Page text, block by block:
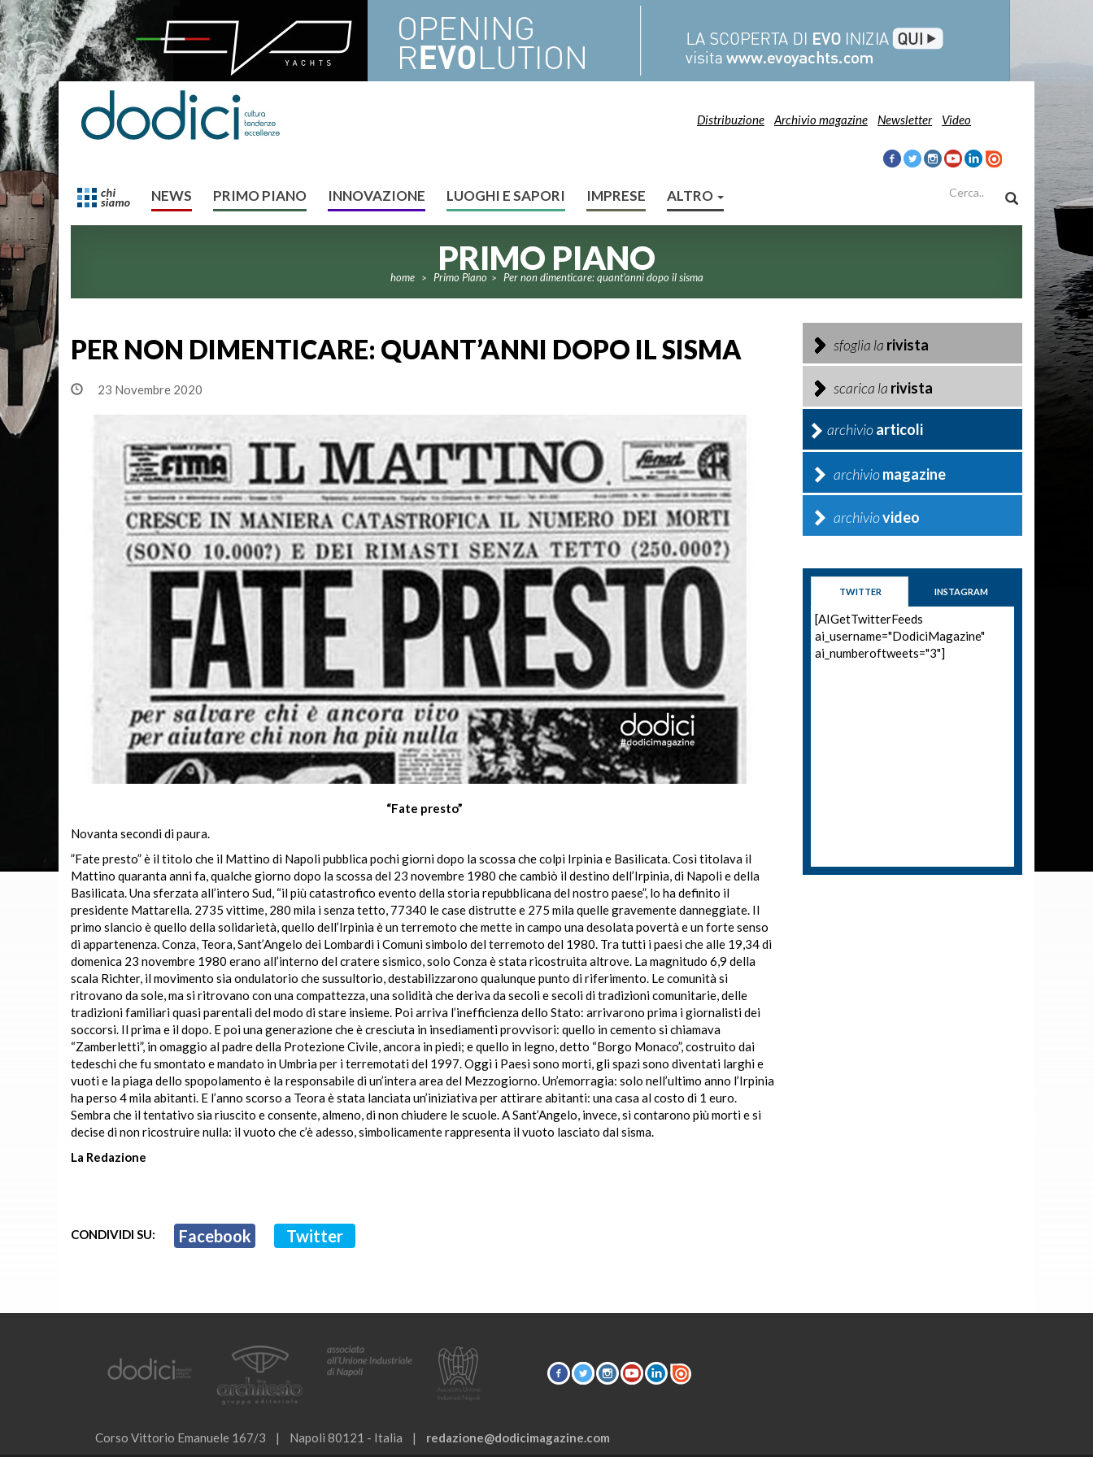
Distribuzione Archivio magazine Newsletter Video
NEWS PRIMO PIANO INNOVAZIONE LUOGHI E SAPORI IMPRESE ALTRO
PRIMO PIANO
home > Primo Piano > Per non dimenticare: quant’anni dopo il sisma
PER NON DIMENTICARE: QUANT’ANNI DOPO IL SISMA
23 Novembre 2020
“Fate presto”
Novanta secondi di paura.
”Fate presto” è il titolo che il Mattino di Napoli pubblica pochi giorni dopo la scossa che colpì Irpinia e Basilicata. Così titolava il
Mattino quaranta anni fa, qualche giorno dopo la scossa del 23 novembre 1980 che cambiò il destino dell’Irpinia, di Napoli e della
Basilicata. Una sferzata all’intero Sud, “il più catastrofico evento della storia repubblicana del nostro paese”, lo ha definito il
presidente Mattarella. 2735 vittime, 280 mila i senza tetto, 77340 le case distrutte e 275 mila quelle gravemente danneggiate. Il
primo slancio è quello della solidarietà, quello dell’Irpinia è un terremoto che mette in campo una desolata povertà e un forte senso
di appartenenza. Conza, Teora, Sant’Angelo dei Lombardi i Comuni simbolo del terremoto del 1980. Tra tutti i paesi che alle 19,34 di
domenica 23 novembre 1980 erano all’interno del cratere sismico, solo Conza è stata ricostruita altrove. La magnitudo 6,9 della
scala Richter, il movimento sia ondulatorio che sussultorio, destabilizzarono qualunque punto di riferimento. Le comunità si
ritrovano da sole, ma si ritrovano con una compattezza, una solidità che deriva da secoli e secoli di tradizioni comunitarie, delle
tradizioni familiari quasi parentali del modo di stare insieme. Poi arriva l’inefficienza dello Stato: arrivarono prima i giornalisti dei
soccorsi. Il prima e il dopo. E poi una generazione che è cresciuta in insediamenti provvisori: quello in cemento si chiamava
“Zamberletti”, in omaggio al padre della Protezione Civile, ancora in piedi; e quello in legno, detto “Borgo Monaco”, costruito dai
tedeschi che fu smontato e mandato in Umbria per i terremotati del 1997. Oggi i Paesi sono morti, gli spazi sono diventati larghi e
vuoti e la piaga dello spopolamento è la responsabile di un’intera area del Mezzogiorno. Un’emorragia: solo nell’ultimo anno l’Irpinia
ha perso 4 mila abitanti. E l’anno scorso a Teora è stata lanciata un’iniziativa per attirare abitanti: una casa al costo di 1 euro.
Sembra che il tentativo sia riuscito e consente, almeno, di non chiudere le scuole. A Sant’Angelo, invece, si contarono più morti e si
decise di non ricostruire nulla: il vuoto che c’è adesso, simbolicamente rappresenta il vuoto lasciato dal sisma.
La Redazione
CONDIVIDI SU: Facebook Twitter
sfoglia la rivista
scarica la rivista
archivioarticoli
archiviomagazine
archiviovideo
TWITTER INSTAGRAM
[AIGetTwitterFeeds
ai_username="DodiciMagazine"
ai_numberoftweets="3"]
Corso Vittorio Emanuele 167/3 | Napoli 80121 - Italia | redazione@dodicimagazine.com